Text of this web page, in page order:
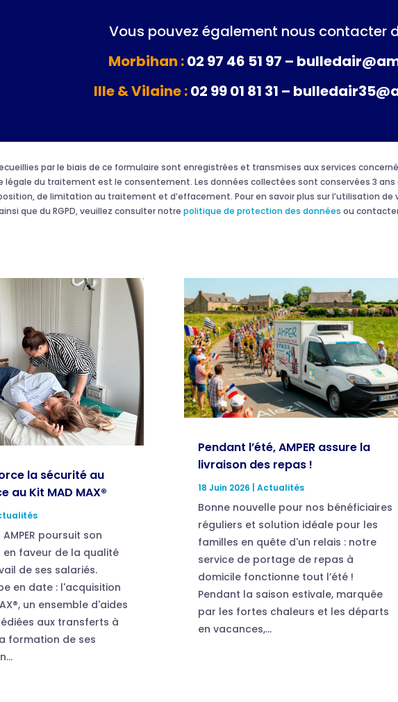
Vous pouvez également nous contacter
Morbihan :02 97 46 51 97 –
Ille & Vilaine :02 99 01 81 31 –
par le biais de ce formulaire sont enregistrées et transmises aux services
légale du traitement est le consentement. Les données collectées sont conservées 3
de limitation au traitement et d’effacement. Pour en savoir plus sur l’utilisation
que du RGPD, veuillez consulter notrepolitique de protection des données ou
la sécurité au
au Kit MAD MAX®
poursuit son
faveur de la qualité
de ses salariés.
en date : l'acquisition
un ensemble d'aides
aux transferts à
formation de ses
Pendant l’été, AMPER assure la
livraison des repas !
18 Juin 2026 Actualités
Bonne nouvelle pour nos bénéficiaires
réguliers et solution idéale pour les
familles en quête d'un relais : notre
service de portage de repas à
domicile fonctionne tout l’été !
Pendant la saison estivale, marquée
par les fortes chaleurs et les départs
en vacances,...